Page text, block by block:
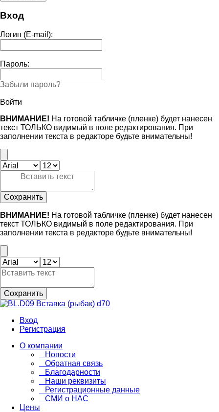
Вход
Логин (E-mail):
Пароль:
Забыли пароль?
Войти
ВНИМАНИЕ! На готовой табличке (пленке) будет нанесен
текст ТОЛЬКО видимый в поле редактирования. При
заполнении текста в редакторе будьте внимательны!
Сохранить
ВНИМАНИЕ! На готовой табличке (пленке) будет нанесен
текст ТОЛЬКО видимый в поле редактирования. При
заполнении текста в редакторе будьте внимательны!
Сохранить
Вход
Регистрация
О компании
Новости
Обратная связь
Благодарности
Наши реквизиты
Регистрационные данные
СМИ о НАС
Цены